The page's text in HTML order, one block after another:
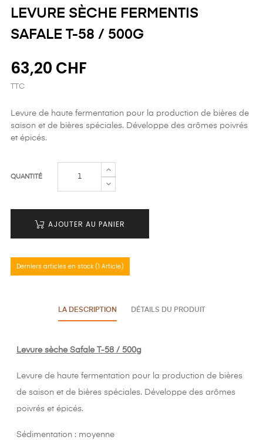
LEVURE SÈCHE FERMENTIS
SAFALE T-58 / 500G
63,20 CHF
TTC
Levure de haute fermentation pour la production de bières de
saison et de bières spéciales. Développe des arômes poivrés
et épicés.
QUANTITÉ
AJOUTER AU PANIER
Derniers articles en stock (1 Article)
LA DESCRIPTION DÉTAILS DU PRODUIT
Levure sèche Safale T-58 / 500g
Levure de haute fermentation pour la production de bières
de saison et de bières spéciales. Développe des arômes
poivrés et épicés.
Sédimentation : moyenne